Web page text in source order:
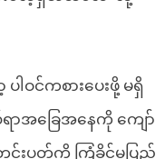
ဝင်ကစားပေးဖို့ မရှိ
အခြေအနေကို ကျော်
းပတ်ကို ကြံ့ခိုင်မှုပြည့်